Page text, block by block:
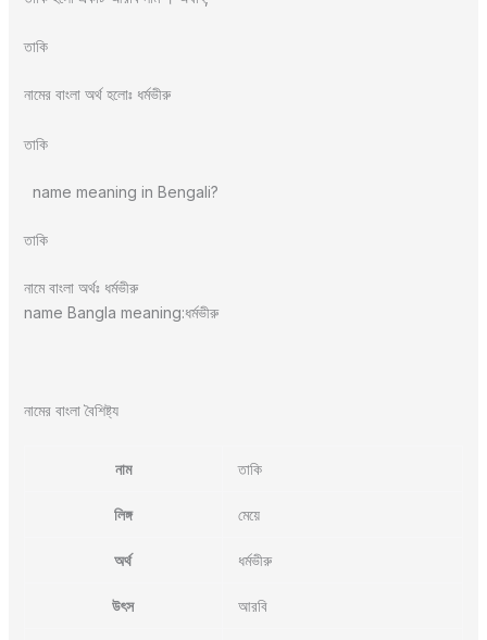
তাকি
নামের বাংলা অর্থ হলোঃ ধর্মভীরু
তাকি
name meaning in Bengali?
তাকি
নামে বাংলা অর্থঃ ধর্মভীরু
name Bangla meaning:ধর্মভীরু
নামের বাংলা বৈশিষ্ট্য
নাম তাকি
লিঙ্গ মেয়ে
অর্থ ধর্মভীরু
উৎস আরবি